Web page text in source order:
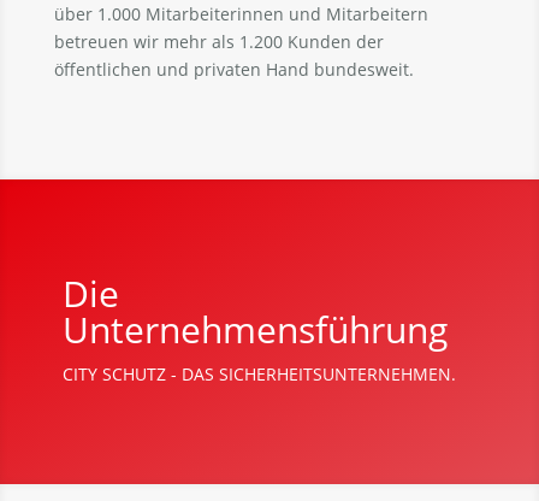
über 1.000 Mitarbeiterinnen und Mitarbeitern
betreuen wir mehr als 1.200 Kunden der
öffentlichen und privaten Hand bundesweit.
Die
Unternehmensführung
CITY SCHUTZ - DAS SICHERHEITSUNTERNEHMEN.